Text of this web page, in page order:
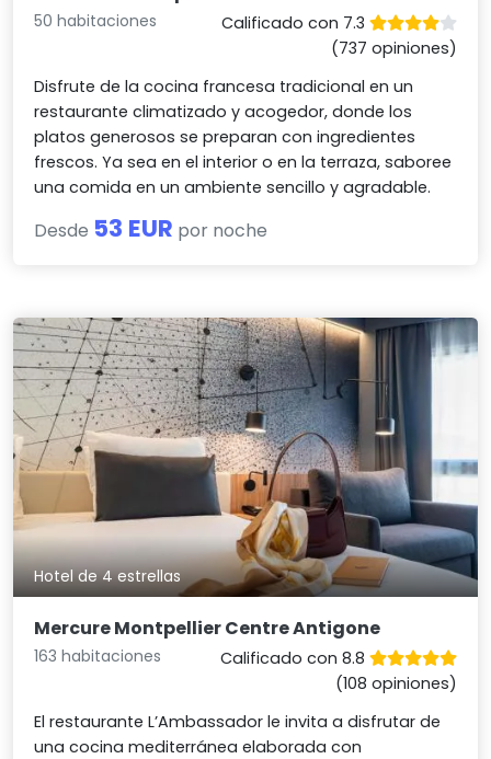
50 habitaciones
Calificado con 7.3
(737 opiniones)
Disfrute de la cocina francesa tradicional en un
restaurante climatizado y acogedor, donde los
platos generosos se preparan con ingredientes
frescos. Ya sea en el interior o en la terraza, saboree
una comida en un ambiente sencillo y agradable.
Desde 53 EUR por noche
Hotel de 4 estrellas
Mercure Montpellier Centre Antigone
163 habitaciones
Calificado con 8.8
(108 opiniones)
El restaurante L’Ambassador le invita a disfrutar de
una cocina mediterránea elaborada con